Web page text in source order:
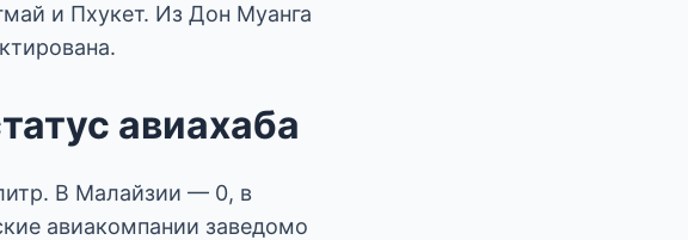
и Пхукет. Из Дон Муанга
авиахаба
В Малайзии — 0, в
авиакомпании заведомо